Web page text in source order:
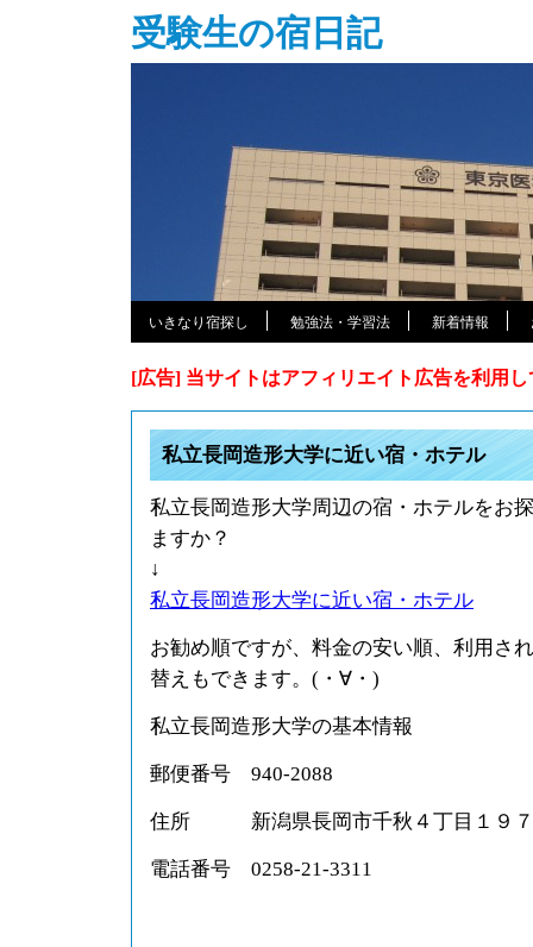
受験生の宿日記
いきなり宿探し 勉強法・学習法 新着情報
[広告] 当サイトはアフィリエイト広告を利用
私立長岡造形大学に近い宿・ホテル
私立長岡造形大学周辺の宿・ホテルをお
ますか？
↓
私立長岡造形大学に近い宿・ホテル
お勧め順ですが、料金の安い順、利用さ
替えもできます。(・∀・)
私立長岡造形大学の基本情報
郵便番号 940-2088
住所 新潟県長岡市千秋４丁目１９７
電話番号 0258-21-3311